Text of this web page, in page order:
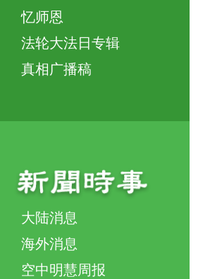
忆师恩
法轮大法日专辑
真相广播稿
大陆消息
海外消息
空中明慧周报